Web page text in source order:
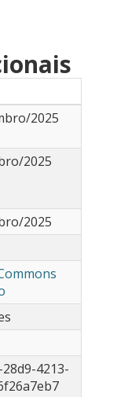
2025
2025
2025
4213-